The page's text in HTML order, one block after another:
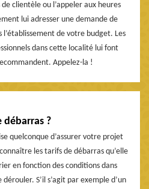
clientèle ou l’appeler aux heures
lui adresser une demande de
l’établissement de votre budget. Les
dans cette localité lui font
Appelez-la !
débarras ?
quelconque d’assurer votre projet
les tarifs de débarras qu’elle
en fonction des conditions dans
S’il s’agit par exemple d’un